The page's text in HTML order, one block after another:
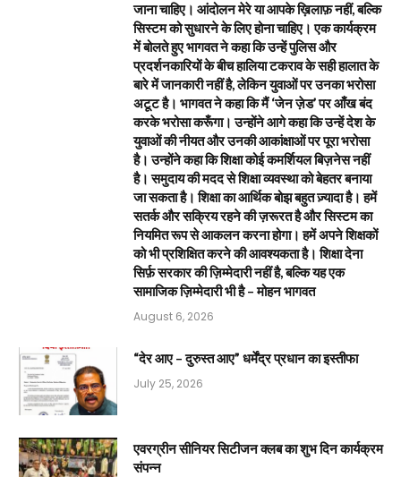
जाना चाहिए। आंदोलन मेरे या आपके ख़िलाफ़ नहीं, बल्कि
सिस्टम को सुधारने के लिए होना चाहिए। एक कार्यक्रम
में बोलते हुए भागवत ने कहा कि उन्हें पुलिस और
प्रदर्शनकारियों के बीच हालिया टकराव के सही हालात के
बारे में जानकारी नहीं है, लेकिन युवाओं पर उनका भरोसा
अटूट है। भागवत ने कहा कि मैं ‘जेन ज़ेड’ पर आँख बंद
करके भरोसा करूँगा। उन्होंने आगे कहा कि उन्हें देश के
युवाओं की नीयत और उनकी आकांक्षाओं पर पूरा भरोसा
है। उन्होंने कहा कि शिक्षा कोई कमर्शियल बिज़नेस नहीं
है। समुदाय की मदद से शिक्षा व्यवस्था को बेहतर बनाया
जा सकता है। शिक्षा का आर्थिक बोझ बहुत ज़्यादा है। हमें
सतर्क और सक्रिय रहने की ज़रूरत है और सिस्टम का
नियमित रूप से आकलन करना होगा। हमें अपने शिक्षकों
को भी प्रशिक्षित करने की आवश्यकता है। शिक्षा देना
सिर्फ़ सरकार की ज़िम्मेदारी नहीं है, बल्कि यह एक
सामाजिक ज़िम्मेदारी भी है – मोहन भागवत
August 6, 2026
“देर आए – दुरुस्त आए” धर्मेंद्र प्रधान का इस्तीफा
July 25, 2026
एवरग्रीन सीनियर सिटीजन क्लब का शुभ दिन कार्यक्रम
संपन्न